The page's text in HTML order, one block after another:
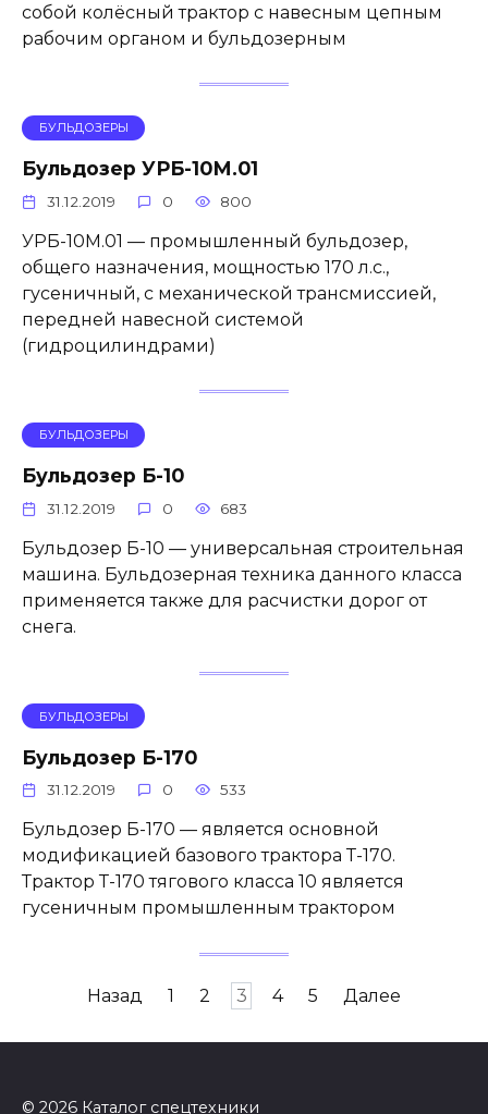
собой колёсный трактор с навесным цепным
рабочим органом и бульдозерным
БУЛЬДОЗЕРЫ
Бульдозер УРБ-10М.01
31.12.2019 0 800
УРБ-10М.01 — промышленный бульдозер,
общего назначения, мощностью 170 л.с.,
гусеничный, с механической трансмиссией,
передней навесной системой
(гидроцилиндрами)
БУЛЬДОЗЕРЫ
Бульдозер Б-10
31.12.2019 0 683
Бульдозер Б-10 — универсальная строительная
машина. Бульдозерная техника данного класса
применяется также для расчистки дорог от
снега.
БУЛЬДОЗЕРЫ
Бульдозер Б-170
31.12.2019 0 533
Бульдозер Б-170 — является основной
модификацией базового трактора Т-170.
Трактор Т-170 тягового класса 10 является
гусеничным промышленным трактором
Пагинация
Назад 1 2 3 4 5 Далее
© 2026 Каталог спецтехники